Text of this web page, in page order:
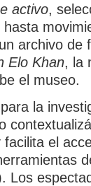
activo,
archivo de
Elo Khan, la
el museo.
la
el
Los